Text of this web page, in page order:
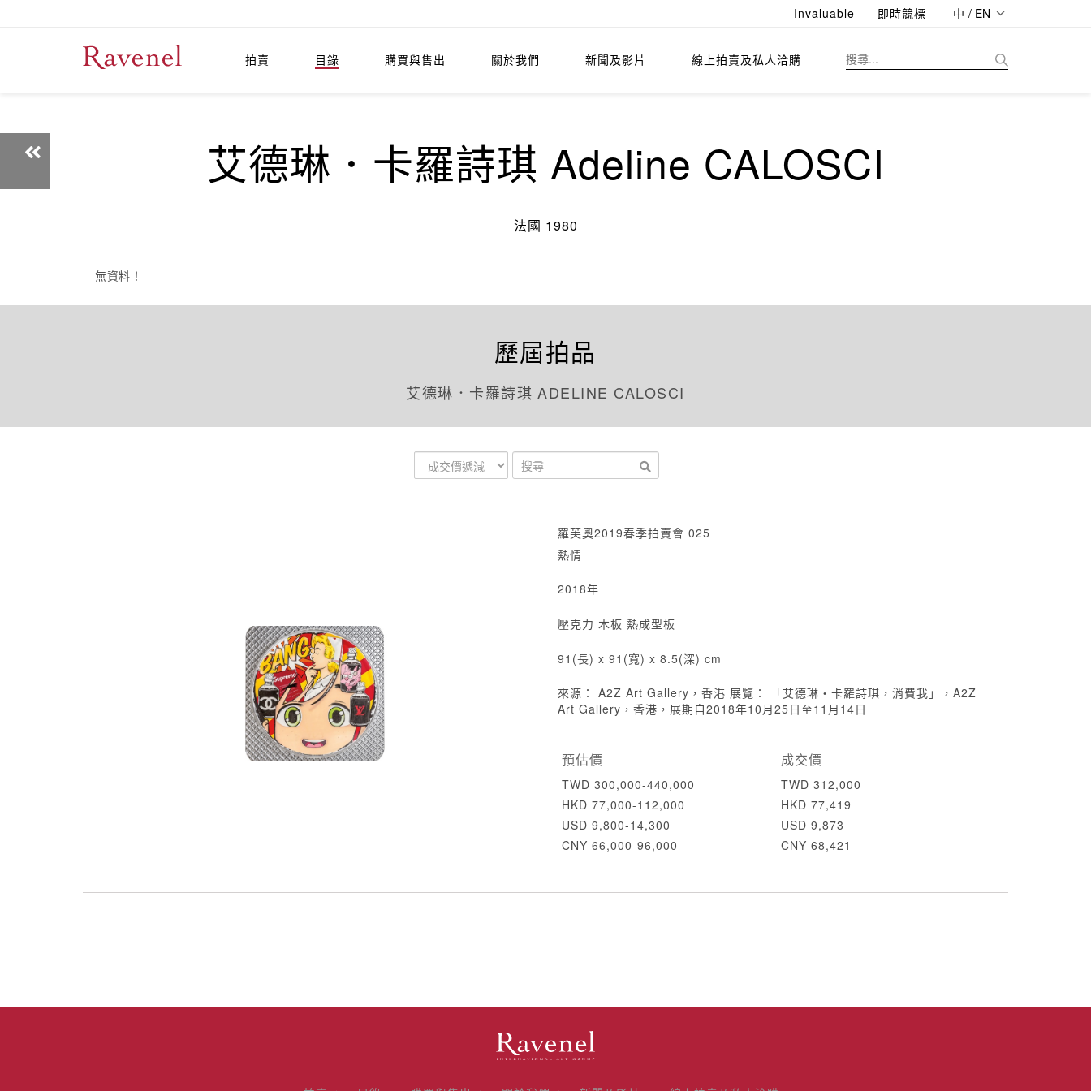
Invaluable 即時競標 中 / EN
拍賣 目錄 購買與售出 關於我們 新聞及影片 線上拍賣及私人洽購
艾德琳．卡羅詩琪 Adeline CALOSCI
法國 1980
無資料！
歷屆拍品
艾德琳．卡羅詩琪 ADELINE CALOSCI
羅芙奧2019春季拍賣會 025
熱情
2018年
壓克力 木板 熱成型板
91(長) x 91(寬) x 8.5(深) cm
來源： A2Z Art Gallery，香港 展覽： 「艾德琳‧卡羅詩琪，消費我」，A2Z
Art Gallery，香港，展期自2018年10月25日至11月14日
預估價
TWD 300,000-440,000
HKD 77,000-112,000
USD 9,800-14,300
CNY 66,000-96,000
成交價
TWD 312,000
HKD 77,419
USD 9,873
CNY 68,421